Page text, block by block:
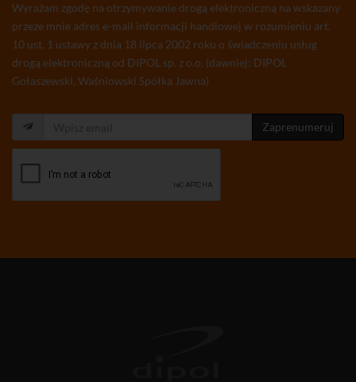
Wyrażam zgodę na otrzymywanie drogą elektroniczną na wskazany
przeze mnie adres e-mail informacji handlowej w rozumieniu art.
10 ust. 1 ustawy z dnia 18 lipca 2002 roku o świadczeniu usług
drogą elektroniczną od DIPOL sp. z o.o. (dawniej: DIPOL
Gołaszewski, Waśniowski Spółka Jawna)
Zaprenumeruj